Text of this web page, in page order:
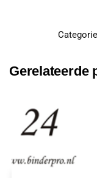
Gerelateerde